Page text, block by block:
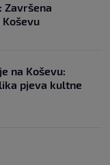
Završena
na Koševu:
pjeva kultne